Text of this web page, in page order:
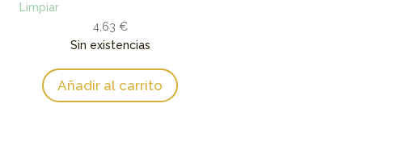
Limpiar
4,63 €
Sin existencias
Añadir al carrito